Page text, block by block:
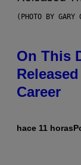
(PHOTO BY GARY
On This
Career
hace 11 horas